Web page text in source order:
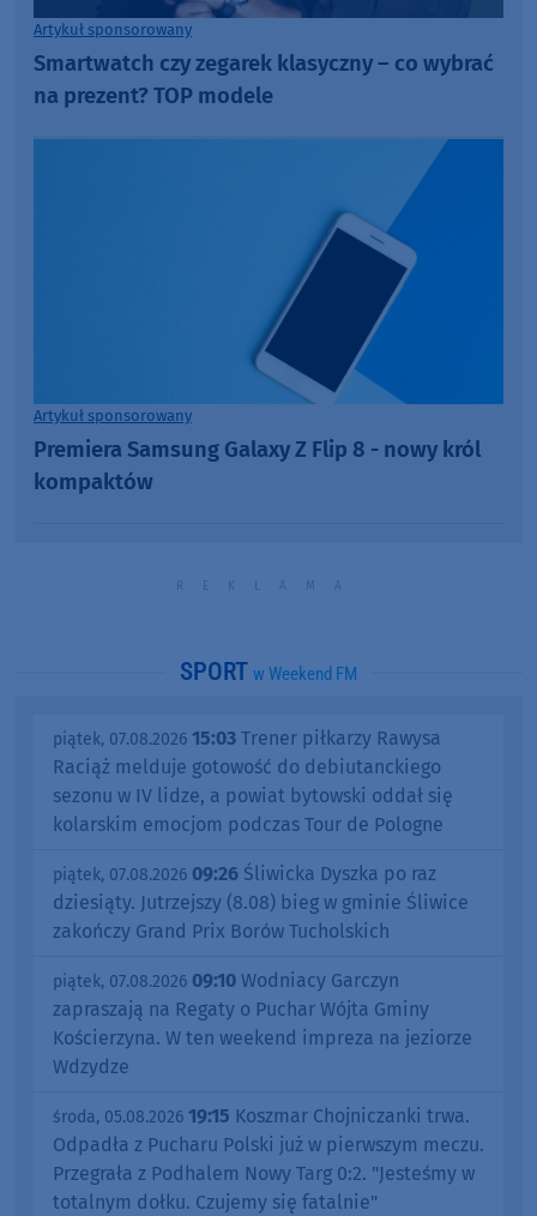
Artykuł sponsorowany
Smartwatch czy zegarek klasyczny – co wybrać
na prezent? TOP modele
Artykuł sponsorowany
Premiera Samsung Galaxy Z Flip 8 - nowy król
kompaktów
SPORT w Weekend FM
piątek, 07.08.2026 15:03 Trener piłkarzy Rawysa
Raciąż melduje gotowość do debiutanckiego
sezonu w IV lidze, a powiat bytowski oddał się
kolarskim emocjom podczas Tour de Pologne
piątek, 07.08.2026 09:26 Śliwicka Dyszka po raz
dziesiąty. Jutrzejszy (8.08) bieg w gminie Śliwice
zakończy Grand Prix Borów Tucholskich
piątek, 07.08.2026 09:10 Wodniacy Garczyn
zapraszają na Regaty o Puchar Wójta Gminy
Kościerzyna. W ten weekend impreza na jeziorze
Wdzydze
środa, 05.08.2026 19:15 Koszmar Chojniczanki trwa.
Odpadła z Pucharu Polski już w pierwszym meczu.
Przegrała z Podhalem Nowy Targ 0:2. "Jesteśmy w
totalnym dołku. Czujemy się fatalnie"